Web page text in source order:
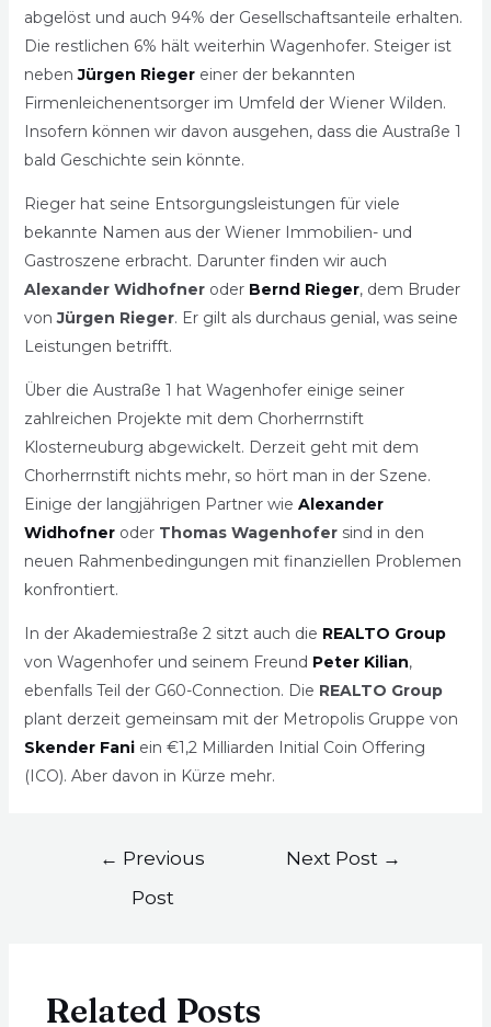
abgelöst und auch 94% der Gesellschaftsanteile erhalten.
Die restlichen 6% hält weiterhin Wagenhofer. Steiger ist
nebenJürgen Riegereiner der bekannten
Firmenleichenentsorger im Umfeld der Wiener Wilden.
Insofern können wir davon ausgehen, dass die Austraße 1
bald Geschichte sein könnte.
Rieger hat seine Entsorgungsleistungen für viele
bekannte Namen aus der Wiener Immobilien- und
Gastroszene erbracht. Darunter finden wir auch
Alexander Widhofneroder Bernd Rieger, dem Bruder
vonJürgen Rieger. Er gilt als durchaus genial, was seine
Leistungen betrifft.
Über die Austraße 1 hat Wagenhofer einige seiner
zahlreichen Projekte mit dem Chorherrnstift
Klosterneuburg abgewickelt. Derzeit geht mit dem
Chorherrnstift nichts mehr, so hört man in der Szene.
Einige der langjährigen Partner wie Alexander
Widhofner oder Thomas Wagenhofersind in den
neuen Rahmenbedingungen mit finanziellen Problemen
konfrontiert.
In der Akademiestraße 2 sitzt auch die REALTO Group
von Wagenhofer und seinem Freund Peter Kilian,
ebenfalls Teil der G60-Connection. Die REALTO Group
plant derzeit gemeinsam mit der Metropolis Gruppe von
Skender Faniein €1,2 Milliarden Initial Coin Offering
(ICO). Aber davon in Kürze mehr.
← Previous
Post
Next Post →
Related Posts